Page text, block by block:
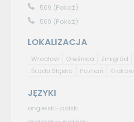
509 (Pokaż)
509 (Pokaż)
LOKALIZACJA
Wrocław Oleśnica Żmigród
Środa Śląska
Poznań Kraków
JĘZYKI
angielski–polski